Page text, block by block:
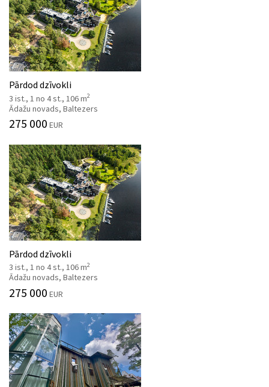
Kontakti
Pārdod dzīvokli
3 ist., 1 no 4 st., 106 m2
Ādažu novads, Baltezers
275 000 EUR
Pārdod dzīvokli
3 ist., 1 no 4 st., 106 m2
Ādažu novads, Baltezers
275 000 EUR